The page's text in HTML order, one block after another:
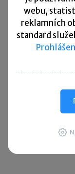
Sdílet:
Diskuse neslouží
vyhrazena pro
Pro přidání
webu,
reklamních
standard